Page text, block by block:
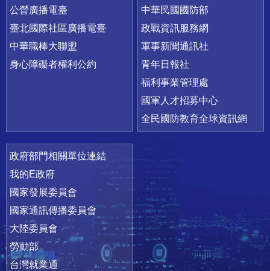
公營廣播電臺
臺北國際社區廣播電臺
中華職棒大聯盟
身心障礙者權利公約
中華民國國防部
政戰資訊服務網
軍事新聞通訊社
青年日報社
福利事業管理處
國軍人才招募中心
全民國防教育全球資訊網
政府部門相關單位連結
我的E政府
國家發展委員會
國家通訊傳播委員會
大陸委員會
勞動部
台灣就業通